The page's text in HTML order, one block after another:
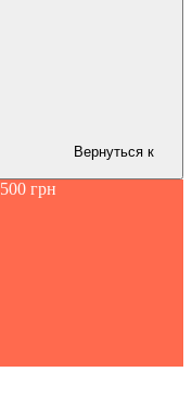
Вернуться к
грн